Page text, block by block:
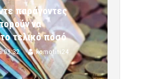
παράγοντες
να
τελικό ποσό
09:32 komotini24